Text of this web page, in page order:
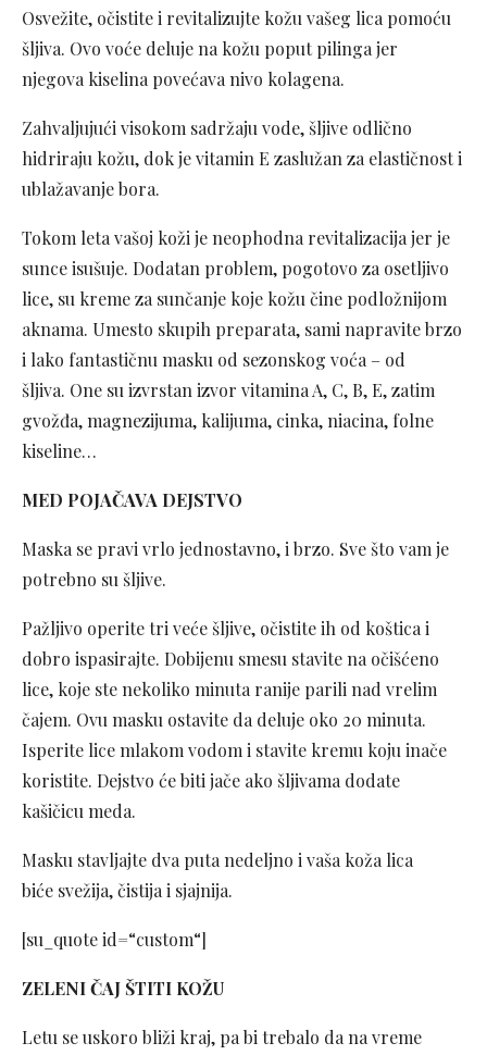
Osvežite, očistite i revitalizujte kožu vašeg lica pomoću
šljiva. Ovo voće deluje na kožu poput pilinga jer
njegova kiselina povećava nivo kolagena.
Zahvaljujući visokom sadržaju vode, šljive odlično
hidriraju kožu, dok je vitamin E zaslužan za elastičnost i
ublažavanje bora.
Tokom leta vašoj koži je neophodna revitalizacija jer je
sunce isušuje. Dodatan problem, pogotovo za osetljivo
lice, su kreme za sunčanje koje kožu čine podložnijom
aknama. Umesto skupih preparata, sami napravite brzo
i lako fantastičnu masku od sezonskog voća – od
šljiva. One su izvrstan izvor vitamina A, C, B, E, zatim
gvožđa, magnezijuma, kalijuma, cinka, niacina, folne
kiseline…
MED POJAČAVA DEJSTVO
Maska se pravi vrlo jednostavno, i brzo. Sve što vam je
potrebno su šljive.
Pažljivo operite tri veće šljive, očistite ih od koštica i
dobro ispasirajte. Dobijenu smesu stavite na očišćeno
lice, koje ste nekoliko minuta ranije parili nad vrelim
čajem. Ovu masku ostavite da deluje oko 20 minuta.
Isperite lice mlakom vodom i stavite kremu koju inače
koristite. Dejstvo će biti jače ako šljivama dodate
kašičicu meda.
Masku stavljajte dva puta nedeljno i vaša koža lica
biće svežija, čistija i sjajnija.
[su_quote id=“custom“]
ZELENI ČAJ ŠTITI KOŽU
Letu se uskoro bliži kraj, pa bi trebalo da na vreme